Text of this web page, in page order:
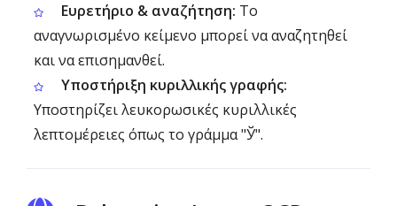
Ευρετήριο & αναζήτηση: Το
αναγνωρισμένο κείμενο μπορεί να αναζητηθεί
και να επισημανθεί.
Υποστήριξη κυριλλικής γραφής:
Υποστηρίζει λευκορωσικές κυριλλικές
λεπτομέρειες όπως το γράμμα "Ў".